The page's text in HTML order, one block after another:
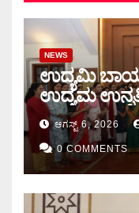
NEWS
ಉದ್ಯಮಿ
ಉದ್ಯಮ
ಆಗಸ್ಟ್ 6, 2026
0 COMMENTS